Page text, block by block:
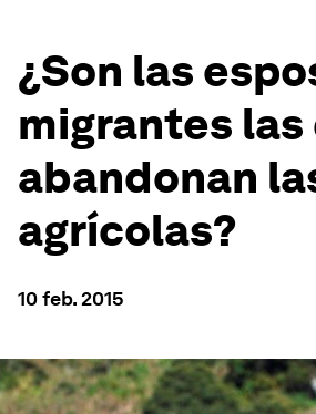
¿Son las
migrantes las
abandonan
agrícolas?
10 feb. 2015